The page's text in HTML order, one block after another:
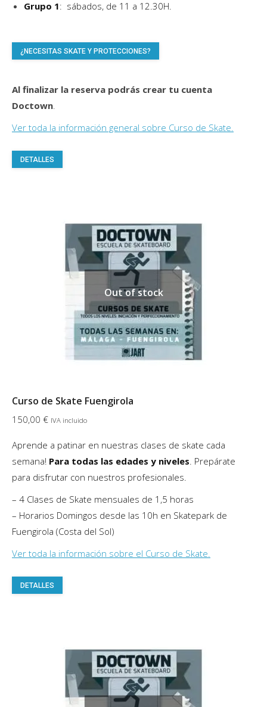
Grupo 1: sábados, de 11 a 12.30H.
¿NECESITAS SKATE Y PROTECCIONES?
Al finalizar la reserva podrás crear tu cuenta
Doctown.
Ver toda la información general sobre Curso de Skate.
DETALLES
Out of stock
Curso de Skate Fuengirola
150,00 € IVA incluido
Aprende a patinar en nuestras clases de skate cada
semana! Para todas las edades y niveles. Prepárate
para disfrutar con nuestros profesionales.
– 4 Clases de Skate mensuales de 1,5 horas
– Horarios Domingos desde las 10h en Skatepark de
Fuengirola (Costa del Sol)
Ver toda la información sobre el Curso de Skate.
DETALLES
variantes.
opciones
se